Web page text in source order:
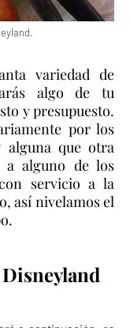
variedad de
algo de tu
y presupuesto.
por los
alguna que otra
alguno de los
servicio a la
así nivelamos el